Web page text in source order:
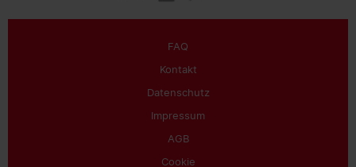
FAQ
Kontakt
Datenschutz
Impressum
AGB
Cookie